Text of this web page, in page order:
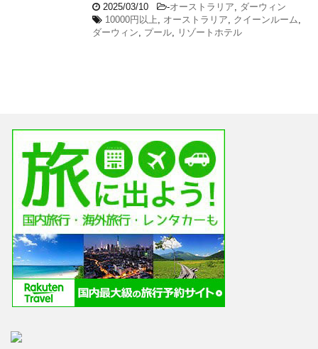
2025/03/10 -オーストラリア
ダーウィン
10000円以上
オーストラリア クイーンルーム
ダーウィン
プール リゾートホテル